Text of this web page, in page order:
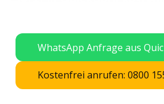
WhatsApp Anfrage aus
Kostenfrei anrufen: 0800